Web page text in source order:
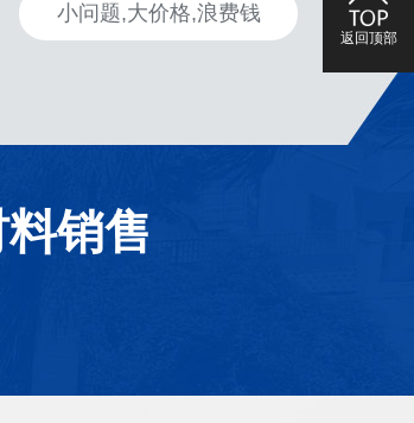
小问题,大价格,浪费钱
销售
返回顶部